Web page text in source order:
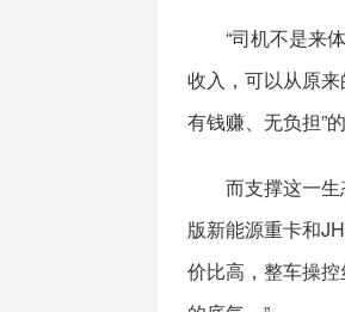
“司机不是来
收入，可以从原
有钱赚、无负担”
而支撑这一
版新能源重卡和
价比高，整车操